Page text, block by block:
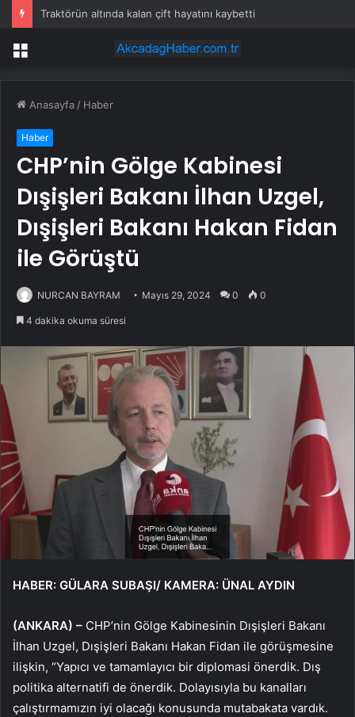
Traktörün altında kalan çift hayatını kaybetti
Menü
Anasayfa / Haber
Haber
CHP’nin Gölge Kabinesi
Dışişleri Bakanı İlhan Uzgel,
Dışişleri Bakanı Hakan Fidan
ile Görüştü
NURCAN BAYRAM Mayıs 29, 2024 0 0
4 dakika okuma süresi
HABER: GÜLARA SUBAŞI/ KAMERA: ÜNAL AYDIN
(ANKARA) – CHP’nin Gölge Kabinesinin Dışişleri Bakanı
İlhan Uzgel, Dışişleri Bakanı Hakan Fidan ile görüşmesine
ilişkin, “Yapıcı ve tamamlayıcı bir diplomasi önerdik. Dış
politika alternatifi de önerdik. Dolayısıyla bu kanalları
çalıştırmamızın iyi olacağı konusunda mutabakata vardık.